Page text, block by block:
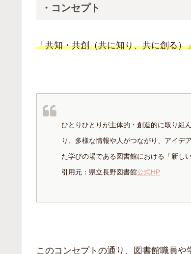
・コンセプト
「共知・共創（共に知り、共に創る）
ひとりひとりが主体的・創造的に取り組
り、多様な情報や人がつながり、アイデ
た学びの場である図書館における「新し
引用元：県立長野図書館公式HP
このコンセプトの通り、図書館職員